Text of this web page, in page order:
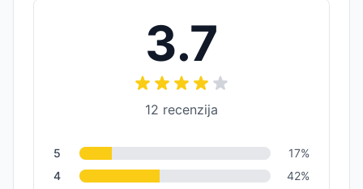
3.7
12 recenzija
5 17%
4
42%